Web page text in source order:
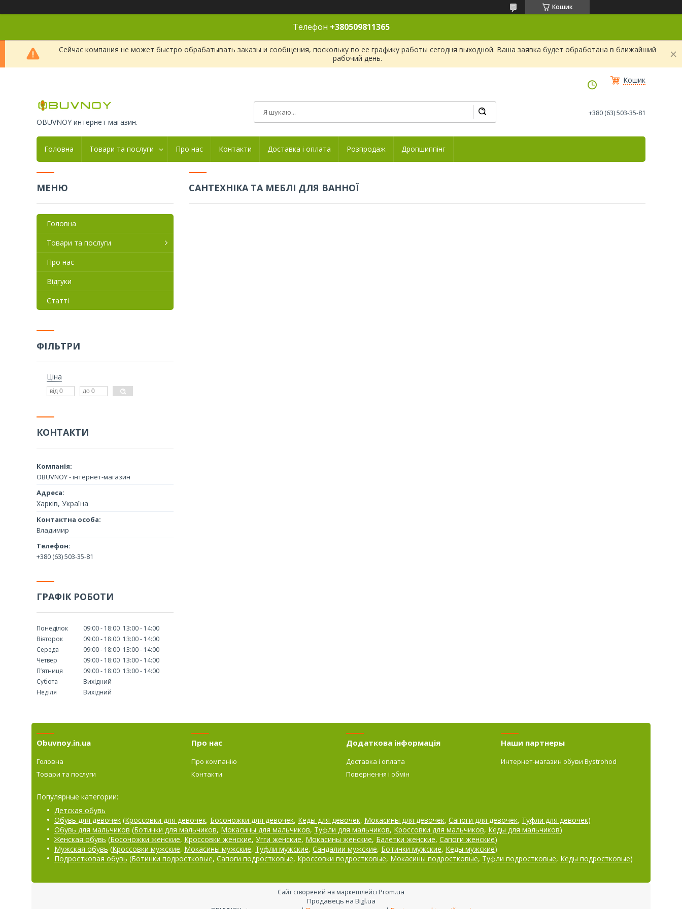
Кошик
Телефон +380509811365
Сейчас компания не может быстро обрабатывать заказы и сообщения, поскольку по ее графику работы сегодня выходной. Ваша заявка будет обработана в ближайший
рабочий день.
Кошик
OBUVNOY интернет магазин.
+380 (63) 503-35-81
Головна Товари та послуги Про нас Контакти Доставка і оплата Розпродаж Дропшиппінг
САНТЕХНІКА ТА МЕБЛІ ДЛЯ ВАННОЇ
Головна
Товари та послуги
Про нас
Відгуки
Статті
ФІЛЬТРИ
Ціна
КОНТАКТИ
OBUVNOY - інтернет-магазин
Харків, Україна
Владимир
+380 (63) 503-35-81
ГРАФІК РОБОТИ
Понеділок 09:00 18:00 13:00
14:00
Вівторок
09:00 18:00 13:00
14:00
Середа
09:00 18:00 13:00
14:00
Четвер
09:00 18:00 13:00
14:00
Пʼятниця
09:00 18:00 13:00
14:00
Субота
Вихідний
Неділя
Вихідний
Obuvnoy.in.ua
Головна
Товари та послуги
Про нас
Про компанію
Контакти
Додаткова інформація
Доставка і оплата
Повернення і обмін
Наши партнеры
Интернет-магазин обуви Bystrohod
Популярные категории:
Детская обувь
Обувь для девочек (Кроссовки для девочек, Босоножки для девочек, Кеды для девочек, Мокасины для девочек, Сапоги для девочек, Туфли для девочек)
Обувь для мальчиков (Ботинки для мальчиков, Мокасины для мальчиков, Туфли для мальчиков, Кроссовки для мальчиков, Кеды для мальчиков)
Женская обувь (Босоножки женские, Кроссовки женские, Угги женские, Мокасины женские, Балетки женские, Сапоги женские)
Мужская обувь (Кроссовки мужские, Мокасины мужские, Туфли мужские, Сандалии мужские, Ботинки мужские, Кеды мужские)
Подростковая обувь (Ботинки подростковые, Сапоги подростковые, Кроссовки подростковые, Мокасины подростковые, Туфли подростковые, Кеды подростковые)
Сайт створений на маркетплейсі Prom.ua
Продавець на Bigl.ua